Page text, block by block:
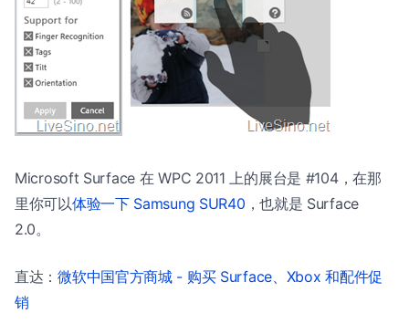
Microsoft Surface 在 WPC 2011 上的展台是 #104，在那
里你可以体验一下 Samsung SUR40 ，也就是 Surface
2.0。
直达：微软中国官方商城 - 购买 Surface、Xbox 和配件促
销